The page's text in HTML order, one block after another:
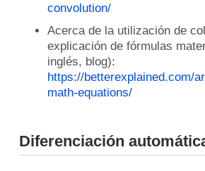
convolution/
Acerca de la utilización de
explicación de fórmulas
inglés, blog):
https://betterexplained.com/
math-equations/
Diferenciación